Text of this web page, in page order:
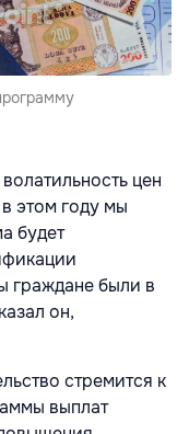
цен
этом году мы
будет
граждане были в
он,
стремится к
выплат